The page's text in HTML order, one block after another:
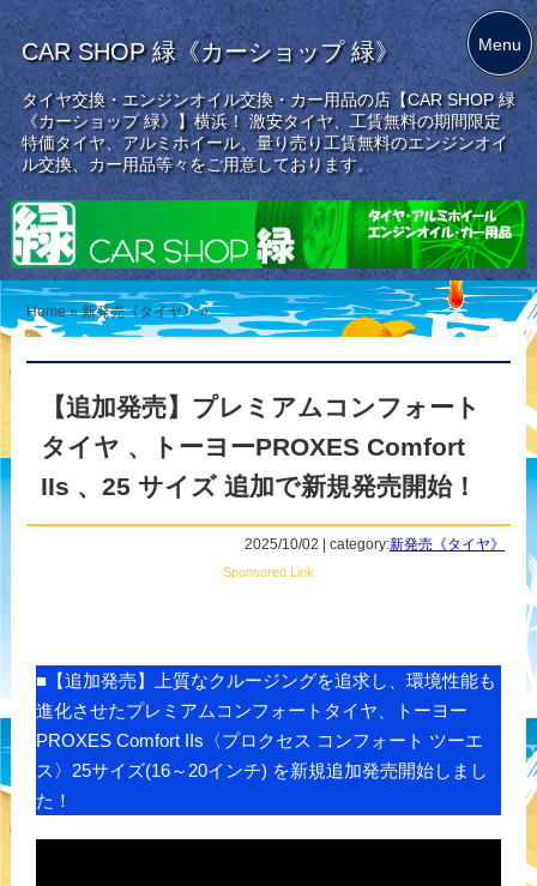
CAR SHOP 緑《カーショップ 緑》
タイヤ交換・エンジンオイル交換・カー用品の店【CAR SHOP 緑
《カーショップ 緑》】横浜！ 激安タイヤ、工賃無料の期間限定
特価タイヤ、アルミホイール、量り売り工賃無料のエンジンオイ
ル交換、カー用品等々をご用意しております。
Home »新発売《タイヤ》 »
【追加発売】プレミアムコンフォート
タイヤ 、トーヨーPROXES Comfort
IIs 、25 サイズ 追加で新規発売開始！
2025/10/02 | category:新発売《タイヤ》
Sponsored Link
■【追加発売】上質なクルージングを追求し、環境性能も
進化させたプレミアムコンフォートタイヤ、トーヨー
PROXES Comfort IIs〈プロクセス コンフォート ツーエ
ス〉25サイズ(16～20インチ) を新規追加発売開始しまし
た！
Menu